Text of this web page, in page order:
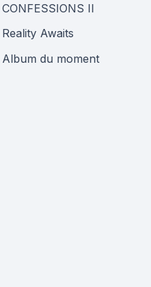
CONFESSIONS II
Reality Awaits
Album du moment